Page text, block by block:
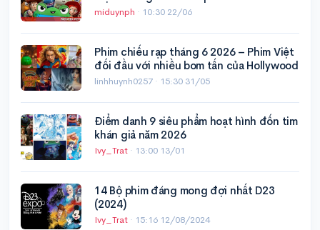
miduynph · 10:30 22/06
Phim chiếu rạp tháng 6 2026 – Phim Việt
đối đầu với nhiều bom tấn của Hollywood
linhhuynh0257 · 15:30 31/05
Điểm danh 9 siêu phẩm hoạt hình đốn tim
khán giả năm 2026
Ivy_Trat · 13:00 13/01
14 Bộ phim đáng mong đợi nhất D23
(2024)
Ivy_Trat · 15:16 12/08/2024